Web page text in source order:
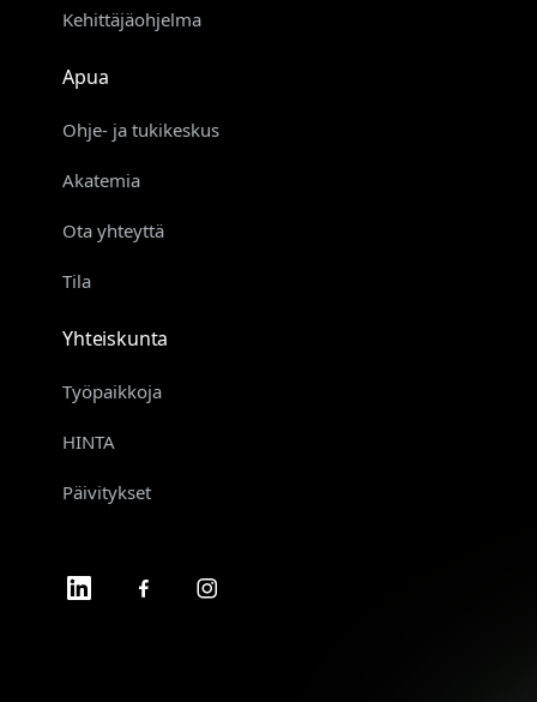
Kehittäjäohjelma
Apua
Ohje- ja tukikeskus
Akatemia
Ota yhteyttä
Tila
Yhteiskunta
Työpaikkoja
HINTA
Päivitykset